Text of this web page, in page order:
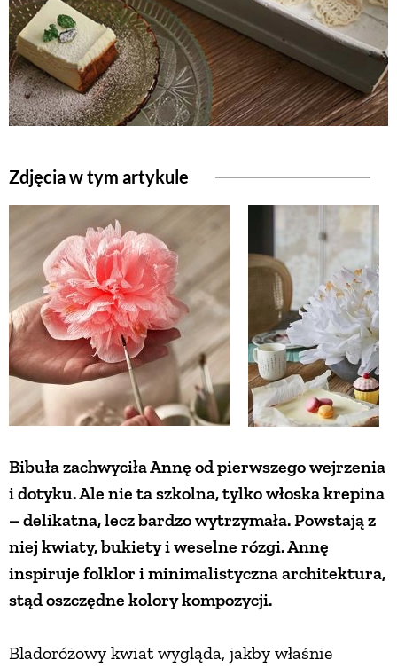
Zdjęcia w tym artykule
Bibuła zachwyciła Annę od pierwszego wejrzenia
i dotyku. Ale nie ta szkolna, tylko włoska krepina
– delikatna, lecz bardzo wytrzymała. Powstają z
niej kwiaty, bukiety i weselne rózgi. Annę
inspiruje folklor i minimalistyczna architektura,
stąd oszczędne kolory kompozycji.
Bladoróżowy kwiat wygląda, jakby właśnie
EKO ŻYCIE
PRZYRODA
GRZYBY
KRAJOBRAZ
RĘKODZIEŁO
RZEMIOSŁO
ZWYCZAJE
ZRÓB TO SAM
ŚNIADANIA